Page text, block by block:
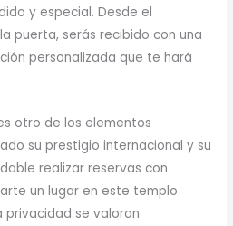
y especial. Desde el
puerta, serás recibido con una
personalizada que te hará
otro de los elementos
su prestigio internacional y su
realizar reservas con
un lugar en este templo
privacidad se valoran